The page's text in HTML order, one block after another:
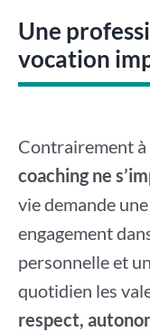
Une
vocation
Contrairement à
coaching ne
vie demande
engagement
personnelle et
quotidien les
respect,